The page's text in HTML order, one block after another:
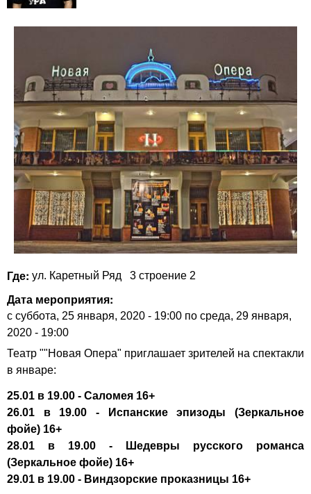
Где: ул. Каретный Ряд 3 строение 2
Дата мероприятия:
с суббота, 25 января, 2020 - 19:00 по среда, 29 января,
2020 - 19:00
Театр ""Новая Опера" приглашает зрителей на спектакли
в январе:
25.01 в 19.00 - Саломея 16+
26.01 в 19.00 - Испанские эпизоды (Зеркальное
фойе) 16+
28.01 в 19.00 - Шедевры русского романса
(Зеркальное фойе) 16+
29.01 в 19.00 - Виндзорские проказницы 16+